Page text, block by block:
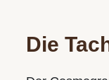
Die